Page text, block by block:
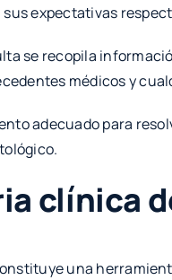
expectativas
se recopila
médicos y
adecuado para
clínica
una